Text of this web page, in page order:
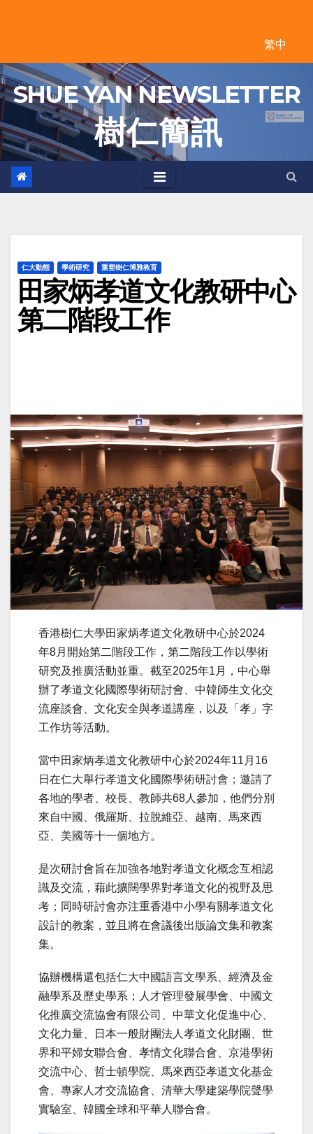
繁中
SHUE YAN NEWSLETTER
樹 仁 簡 訊
仁大動態 學術研究 重塑樹仁博雅教育
田家炳孝道文化教研中心
第二階段工作
香港樹仁大學田家炳孝道文化教研中心於2024
年8月開始第二階段工作，第二階段工作以學術
研究及推廣活動並重。截至2025年1月，中心舉
辦了孝道文化國際學術研討會、中韓師生文化交
流座談會、文化安全與孝道講座，以及「孝」字
工作坊等活動。
當中田家炳孝道文化教研中心於2024年11月16
日在仁大舉行孝道文化國際學術研討會；邀請了
各地的學者、校長、教師共68人參加，他們分別
來自中國、俄羅斯、拉脫維亞、越南、馬來西
亞、美國等十一個地方。
是次研討會旨在加強各地對孝道文化概念互相認
識及交流，藉此擴闊學界對孝道文化的視野及思
考；同時研討會亦注重香港中小學有關孝道文化
設計的教案，並且將在會議後出版論文集和教案
集。
協辦機構還包括仁大中國語言文學系、經濟及金
融學系及歷史學系；人才管理發展學會、中國文
化推廣交流協會有限公司、中華文化促進中心、
文化力量、日本一般財團法人孝道文化財團、世
界和平婦女聯合會、孝情文化聯合會、京港學術
交流中心、哲士頓學院、馬來西亞孝道文化基金
會、專家人才交流協會、清華大學建築學院聲學
實驗室、韓國全球和平華人聯合會。